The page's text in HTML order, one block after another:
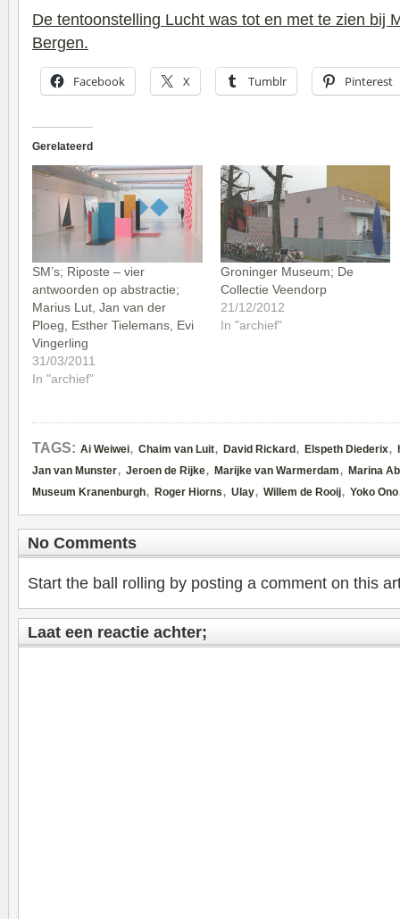
De tentoonstelling Lucht was tot en met te zien bij
Bergen.
Facebook X Tumblr Pinterest
Gerelateerd
SM’s; Riposte – vier
antwoorden op abstractie;
Marius Lut, Jan van der
Ploeg, Esther Tielemans, Evi
Vingerling
31/03/2011
In "archief"
Groninger Museum; De
Collectie Veendorp
21/12/2012
In "archief"
TAGS: Ai Weiwei, Chaim van Luit, David Rickard, Elspeth Diederix,
Jan van Munster, Jeroen de Rijke, Marijke van Warmerdam, Marina
Museum Kranenburgh, Roger Hiorns, Ulay, Willem de Rooij, Yoko Ono
No Comments
Start the ball rolling by posting a comment on this
Laat een reactie achter;